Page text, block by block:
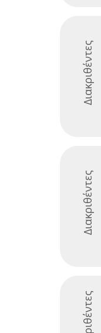
Διακριθέντες
Διακριθέντες